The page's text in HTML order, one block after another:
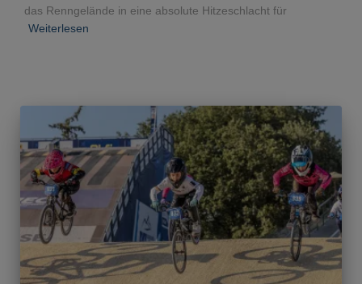
das Renngelände in eine absolute Hitzeschlacht für
Weiterlesen